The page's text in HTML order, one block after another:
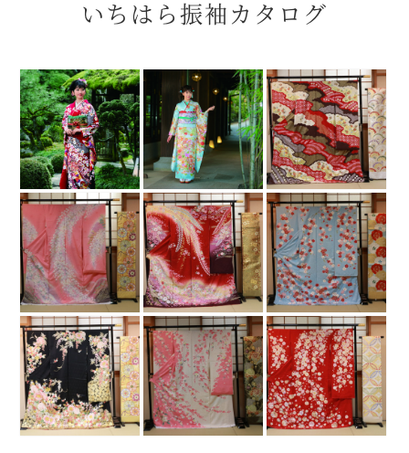
いちはら振袖カタログ